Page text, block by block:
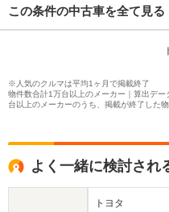
この条件の中古車を全て見る
※人気のクルマは平均1ヶ月で掲載終了
物件数合計1万台以上のメーカー｜算出デ
台以上のメーカーのうち、掲載が終了した
よく一緒に検討され
トヨタ